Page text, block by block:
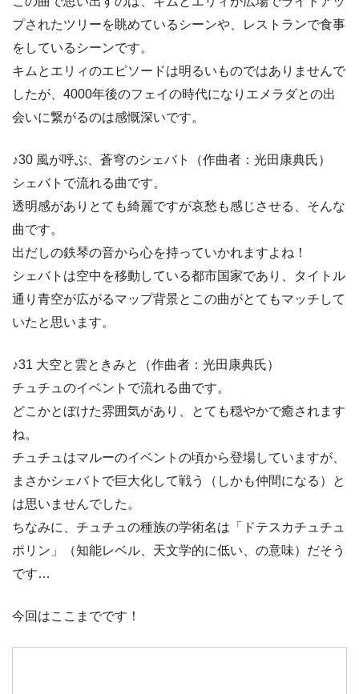
プされたツリーを眺めているシーンや、レストランで食事
をしているシーンです。
キムとエリィのエピソードは明るいものではありませんで
したが、4000年後のフェイの時代になりエメラダとの出
会いに繋がるのは感慨深いです。
♪30 風が呼ぶ、蒼穹のシェバト（作曲者：光田康典氏）
シェバトで流れる曲です。
透明感がありとても綺麗ですが哀愁も感じさせる、そんな
曲です。
出だしの鉄琴の音から心を持っていかれますよね！
シェバトは空中を移動している都市国家であり、タイトル
通り青空が広がるマップ背景とこの曲がとてもマッチして
いたと思います。
♪31 大空と雲ときみと（作曲者：光田康典氏）
チュチュのイベントで流れる曲です。
どこかとぼけた雰囲気があり、とても穏やかで癒されます
ね。
チュチュはマルーのイベントの頃から登場していますが、
まさかシェバトで巨大化して戦う（しかも仲間になる）と
は思いませんでした。
ちなみに、チュチュの種族の学術名は「ドテスカチュチュ
ポリン」（知能レベル、天文学的に低い、の意味）だそう
です…
今回はここまでです！